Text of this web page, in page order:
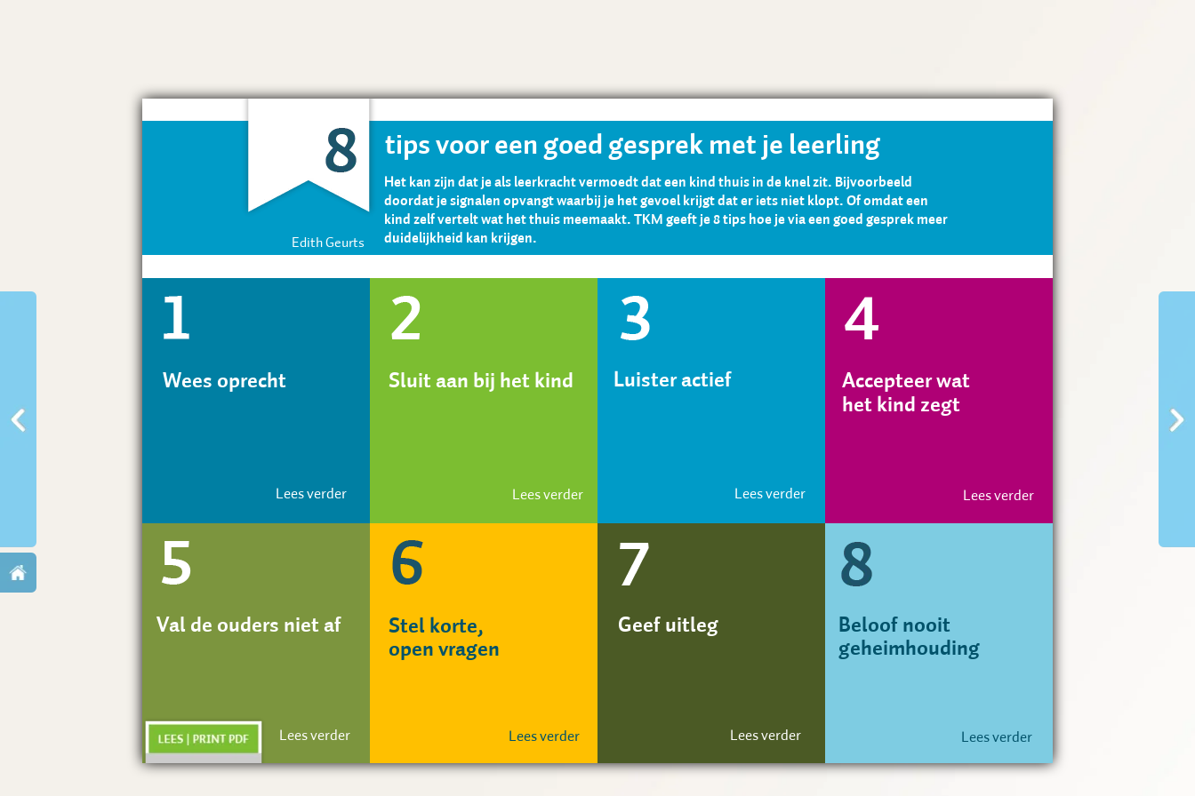
Het kan zijn dat je als leerkracht vermoedt dat een kind thuis in de knel zit. Bijvoorbeeld
doordat je signalen opvangt waarbij je het gevoel krijgt dat er iets niet klopt. Of omdat een
kind zelf vertelt wat het thuis meemaakt. TKM geeft je 8 tips hoe je via een goed gesprek meer
duidelijkheid kan krijgen.
Edith Geurts
tips voor een goed gesprek met je leerling
Wees oprecht
Lees verder
Sluit aan bij het kind
Lees verder
Luister actief
Lees verder
Accepteer wat
het kind zegt
Lees verder
Val de ouders niet af
Lees verder
Stel korte,
open vragen
Lees verder
Geef uitleg
Lees verder Lees verder
Beloof nooit
geheimhouding